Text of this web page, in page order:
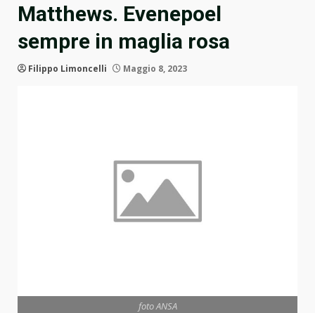
Matthews. Evenepoel
sempre in maglia rosa
Filippo Limoncelli Maggio 8, 2023
foto ANSA